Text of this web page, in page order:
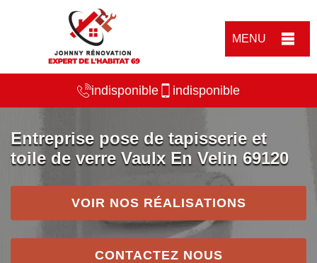
MENU
indisponible indisponible
Entreprise pose de tapisserie et
toile de verre Vaulx En Velin 69120
VOIR NOS RÉALISATIONS
CONTACTEZ NOUS